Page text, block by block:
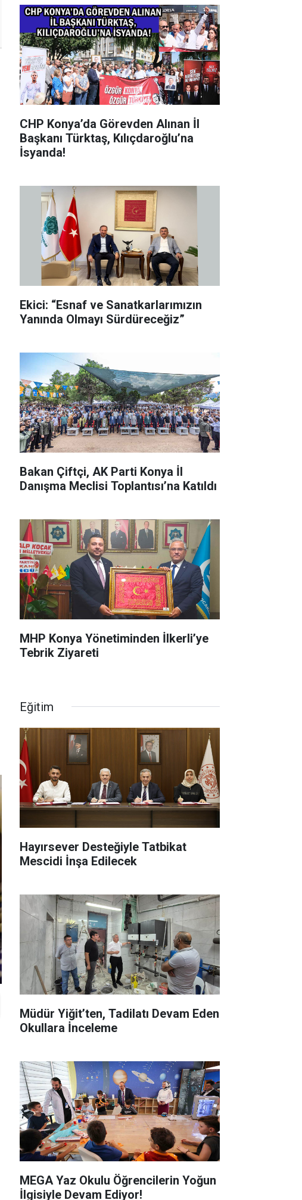
CHP Konya’da Görevden Alınan İl
Başkanı Türktaş, Kılıçdaroğlu’na
İsyanda!
Ekici: “Esnaf ve Sanatkarlarımızın
Yanında Olmayı Sürdüreceğiz”
Bakan Çiftçi, AK Parti Konya İl
Danışma Meclisi Toplantısı’na Katıldı
MHP Konya Yönetiminden İlkerli’ye
Tebrik Ziyareti
Eğitim
Hayırsever Desteğiyle Tatbikat
Mescidi İnşa Edilecek
Müdür Yiğit’ten, Tadilatı Devam Eden
Okullara İnceleme
MEGA Yaz Okulu Öğrencilerin Yoğun
İlgisiyle Devam Ediyor!